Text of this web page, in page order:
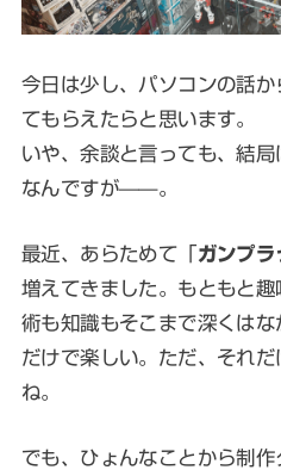
今日は少し、パソコンの話
てもらえたらと思います。
いや、余談と言っても、結
なんですが——。
最近、あらためて「ガンプラ
増えてきました。もともと
術も知識もそこまで深くは
だけで楽しい。ただ、それ
ね。
でも、ひょんなことから制